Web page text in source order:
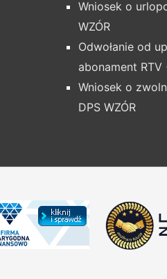
Wniosek o
WZÓR
Odwołanie od
abonament RTV
Wniosek o
DPS WZÓR